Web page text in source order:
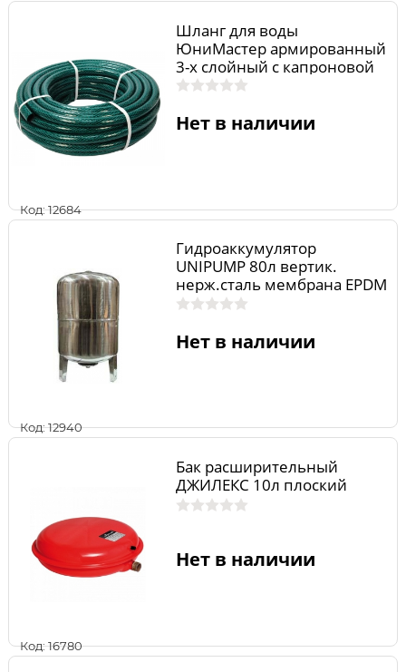
Код: 12684
Шланг для воды
ЮниМастер армированный
3-х слойный с капроновой
нитью, 3/4*2 мм 25 м
Нет в наличии
Код: 12940
Гидроаккумулятор
UNIPUMP 80л вертик.
нерж.сталь мембрана EPDM
(блестящий,серый) 13890u
Нет в наличии
Код: 16780
Бак расширительный
ДЖИЛЕКС 10л плоский
Нет в наличии